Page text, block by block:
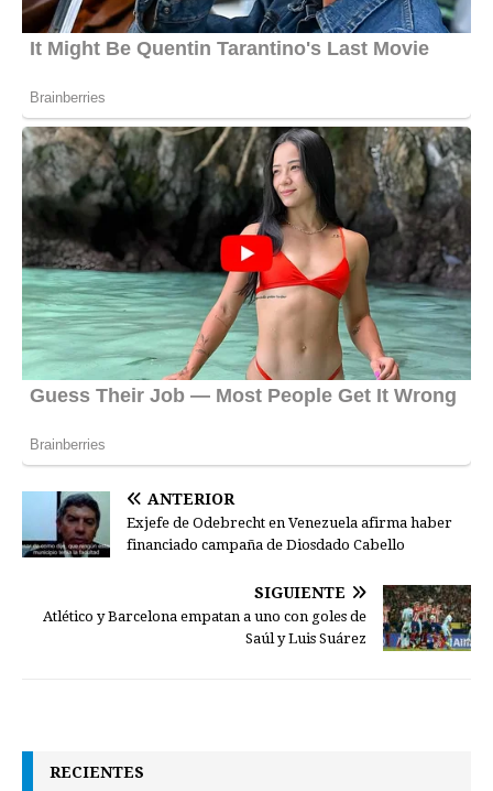
ANTERIOR
Exjefe de Odebrecht en Venezuela afirma haber
financiado campaña de Diosdado Cabello
SIGUIENTE
Atlético y Barcelona empatan a uno con goles de
Saúl y Luis Suárez
RECIENTES